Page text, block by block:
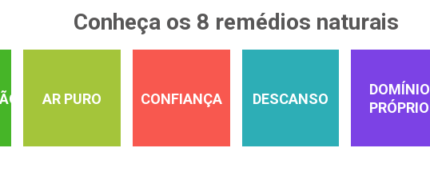
Conheça os 8 remédios naturais
AR PURO CONFIANÇA DESCANSO
DOMÍNIO
PRÓPRIO